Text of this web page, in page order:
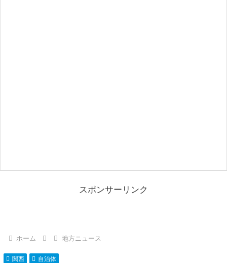
スポンサーリンク
ホーム 地方ニュース
関西 自治体